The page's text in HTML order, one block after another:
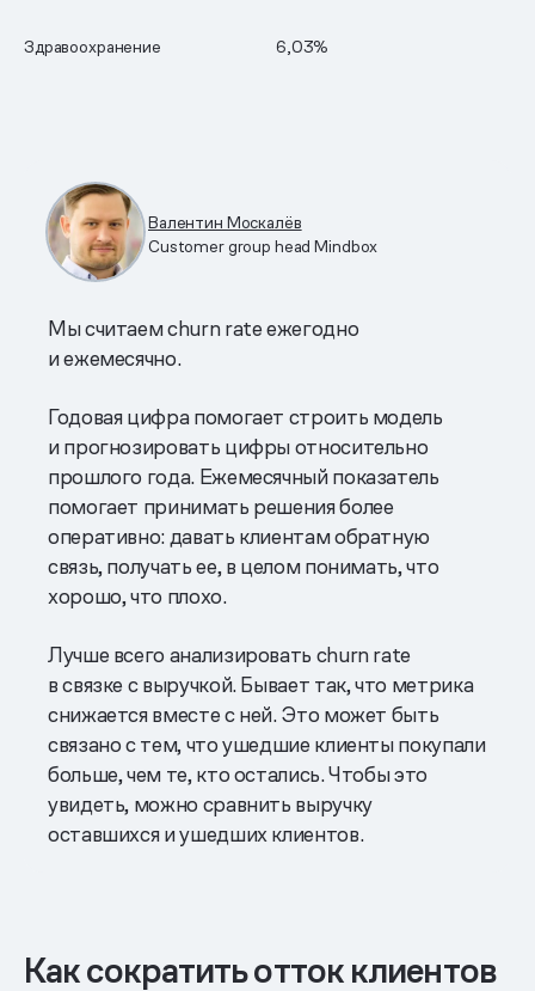
Здравоохранение 6,03%
Валентин Москалёв
Customer group head Mindbox
Мы считаем churn rate ежегодно
и ежемесячно.
Годовая цифра помогает строить модель
и прогнозировать цифры относительно
прошлого года. Ежемесячный показатель
помогает принимать решения более
оперативно: давать клиентам обратную
связь, получать ее, в целом понимать, что
хорошо, что плохо.
Лучше всего анализировать churn rate
в связке с выручкой. Бывает так, что метрика
снижается вместе с ней. Это может быть
связано с тем, что ушедшие клиенты покупали
больше, чем те, кто остались. Чтобы это
увидеть, можно сравнить выручку
оставшихся и ушедших клиентов.
Как сократить отток клиентов